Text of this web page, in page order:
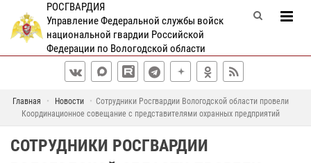
РОСГВАРДИЯ
Управление Федеральной службы войск
национальной гвардии Российской
Федерации по Вологодской области
Главная Новости
Сотрудники Росгвардии Вологодской области провели
Координационное совещание с представителями охранных предприятий
СОТРУДНИКИ РОСГВАРДИИ